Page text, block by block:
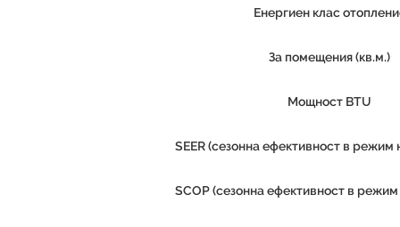
Продуктът е успешно добавен в количката
Енергиен клас
За помещения (кв.м.)
Мощност BTU
SEER (сезонна ефективност в режим
SCOP (сезонна ефективност в